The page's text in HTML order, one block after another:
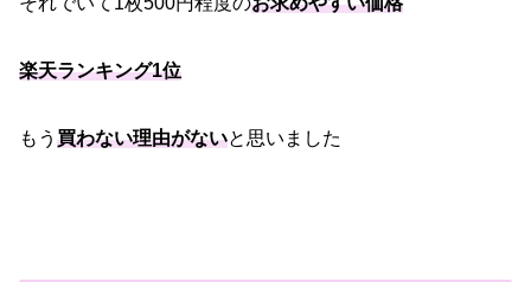
楽天ランキング1位
もう 買わない理由がないと思いました